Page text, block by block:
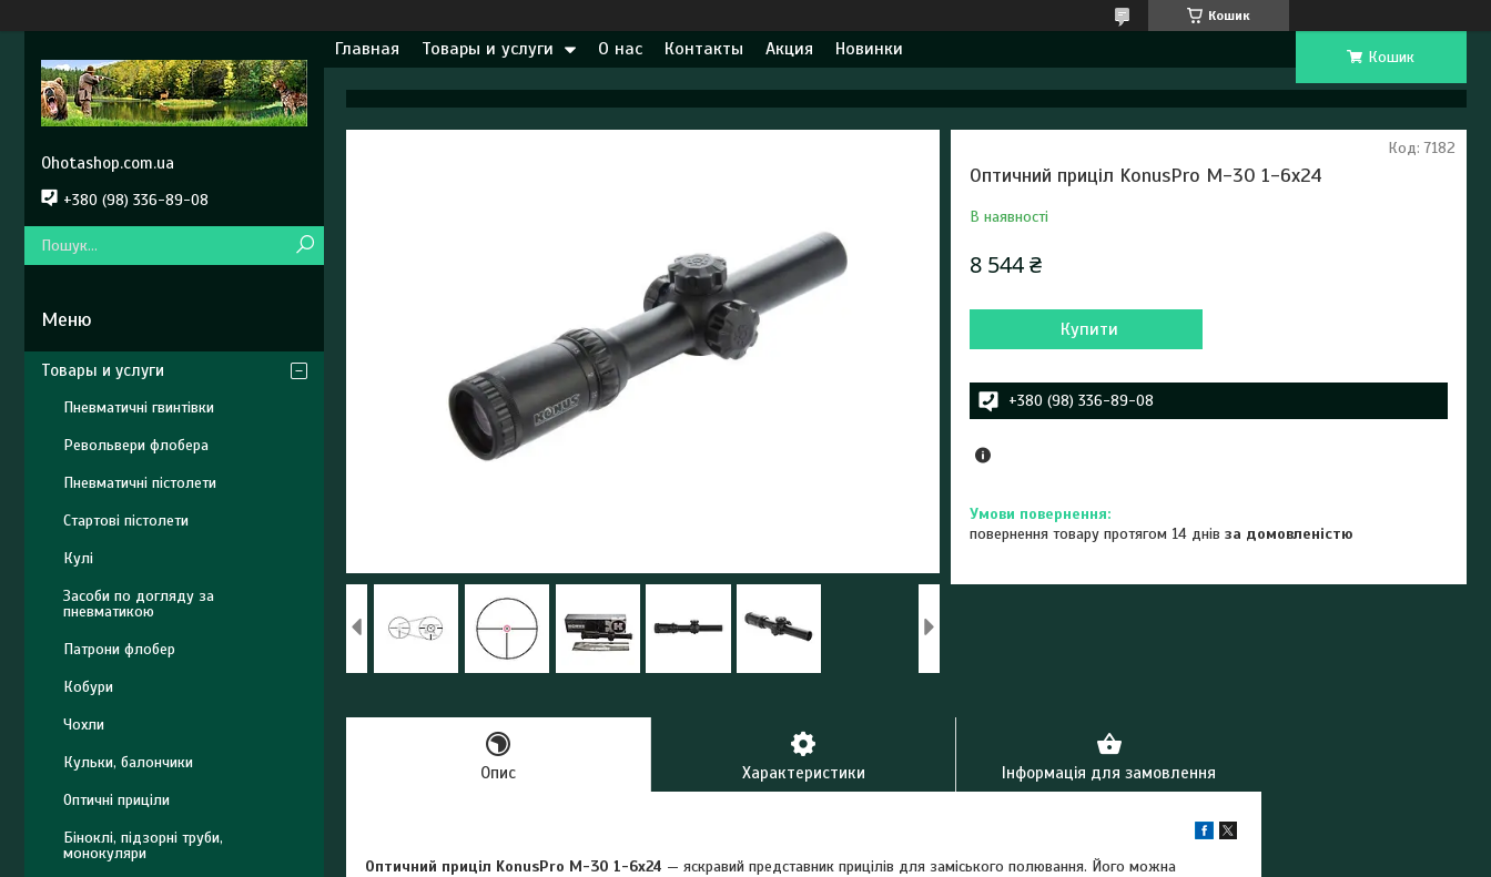
Кошик
Главная Товары и услуги О нас Контакты Акция Новинки Кошик
Оптичний приціл KonusPro M-30 1-6x24
В наявності
Код:7182
8 544 ₴
Купити
+380 (98) 336-89-08
повернення товару протягом 14 днівза домовленістю
Опис Характеристики Інформація для замовлення
Оптичний приціл KonusPro M-30 1-6x24 — яскравий представник прицілів для заміського полювання. Його можна
Ohotashop.com.ua
+380 (98) 336-89-08
Товары и услуги
Пневматичні гвинтівки
Револьвери флобера
Пневматичні пістолети
Стартові пістолети
Кулі
Засоби по догляду за
пневматикою
Патрони флобер
Кобури
Чохли
Кульки, балончики
Оптичні приціли
Біноклі, підзорні труби,
монокуляри